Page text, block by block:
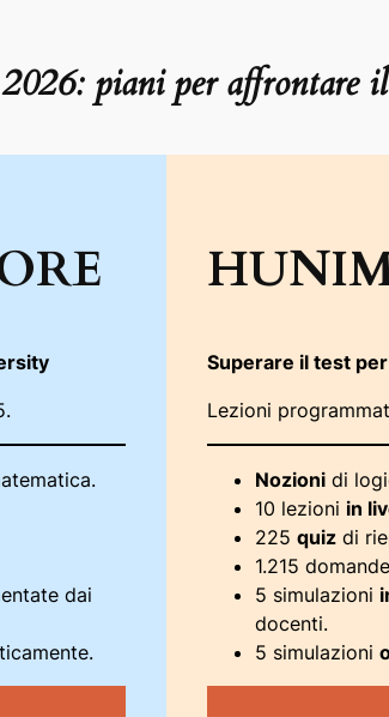
piani per affrontare
dai
Superare il test
Lezioni
Nozionidi
10 lezioni in
225 quizdi
1.215 domande
5 simulazioni
docenti.
5 simulazioni